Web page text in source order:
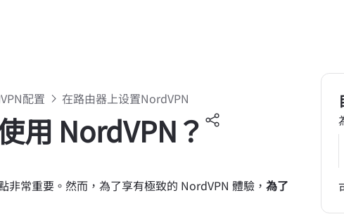
配置 在路由器上设置NordVPN
用 NordVPN？
常重要。然而，為了享有極致的 NordVPN 體驗， 為了